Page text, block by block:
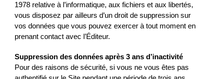
1978 relative à l’informatique, aux fichiers et aux libertés,
vous disposez par ailleurs d’un droit de suppression sur
vos données que vous pouvez exercer à tout moment en
prenant contact avec l’Éditeur.
Suppression des données après 3 ans d’inactivité
Pour des raisons de sécurité, si vous ne vous êtes pas